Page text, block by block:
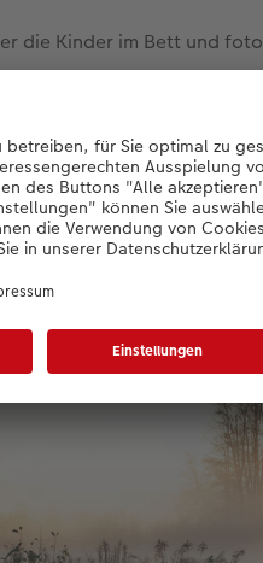
die Kinder im Bett und
wählen später die besten
in Szene setzen